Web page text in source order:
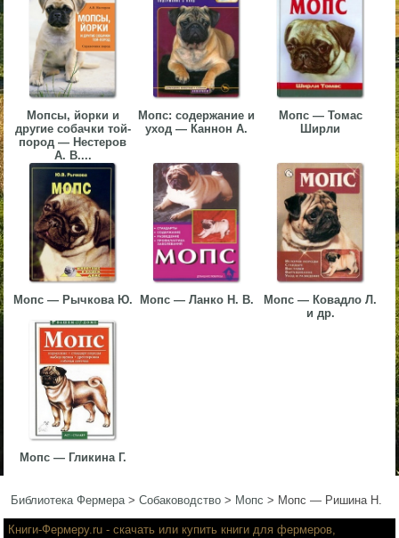
Мопсы, йорки и
другие собачки той-
пород — Нестеров
А. В....
Мопс: содержание и
уход — Каннон А.
Мопс — Томас
Ширли
Мопс — Рычкова Ю. Мопс — Ланко Н. В.
Мопс — Ковадло Л.
и др.
Мопс — Гликина Г.
Библиотека Фермера>Собаководство > Мопс > Мопс — Ришина Н.
▼
▼
▼
Книги-Фермеру.ru - скачать или купить книги для фермеров,